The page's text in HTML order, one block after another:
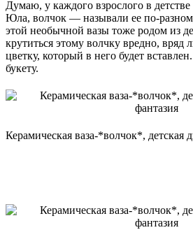
Думаю, у каждого взрослого в
Юла, волчок — называли ее по-
этой необычной вазы тоже родом из
крутиться этому волчку вредно, вряд
цветку, который в него будет
букету.
Керамическая ваза-*волчок*, детская